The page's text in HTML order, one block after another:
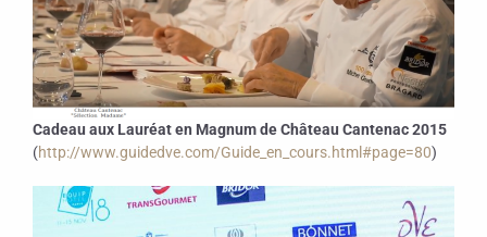
Cadeau aux Lauréat en Magnum de Château Cantenac 2015
(http://www.guidedve.com/Guide_en_cours.html#page=80)